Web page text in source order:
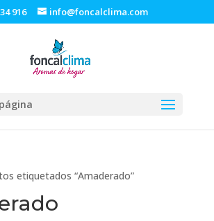
916 info@foncalclima.com
etiquetados “Amaderado”